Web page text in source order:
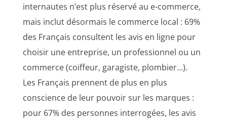
internautes n’est plus réservé au e-commerce,
mais inclut désormais le commerce local : 69%
des Français consultent les avis en ligne pour
choisir une entreprise, un professionnel ou un
commerce (coiffeur, garagiste, plombier…).
Les Français prennent de plus en plus
conscience de leur pouvoir sur les marques :
pour 67% des personnes interrogées, les avis